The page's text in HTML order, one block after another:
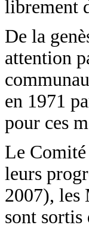
librement
De la
attention
en 1971
pour ces
Le Comité
leurs
2007), les
sont sortis